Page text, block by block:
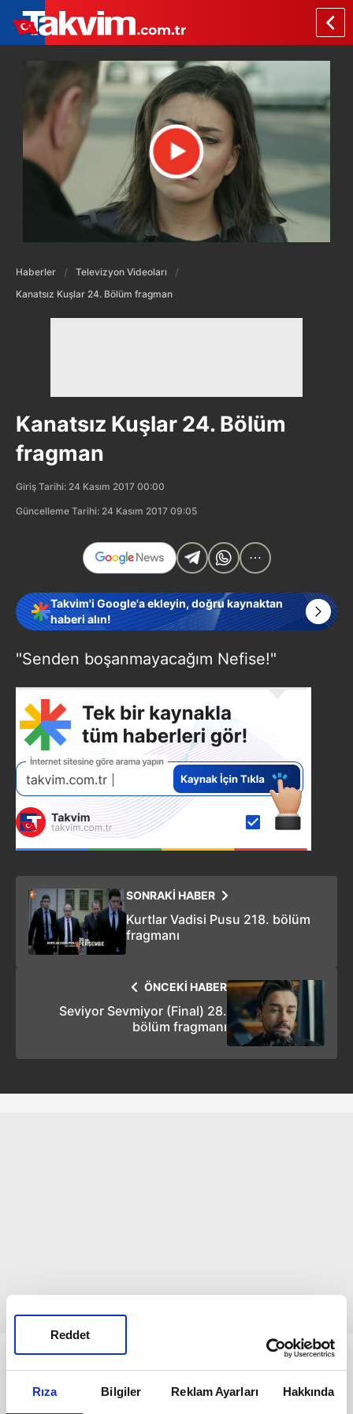
Rıza Bilgiler Reklam Ayarları Hakkında
Reddet
Haberler
Televizyon Videoları
Kanatsız Kuşlar 24. Bölüm fragman
Kanatsız Kuşlar 24. Bölüm
fragman
Giriş Tarihi: 24 Kasım 2017 00:00
Güncelleme Tarihi: 24 Kasım 2017 09:05
Takvim'i Google'a ekleyin, doğru kaynaktan
haberi alın!
"Senden boşanmayacağım Nefise!"
SONRAKİ HABER
Kurtlar Vadisi Pusu 218. bölüm
fragmanı
ÖNCEKİ HABER
Seviyor Sevmiyor (Final) 28.
bölüm fragmanı
Bunlar da Var